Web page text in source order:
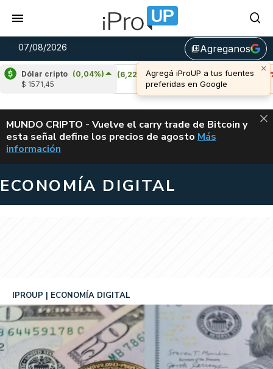
07/08/2026 library_addAgreganos
Dólar cripto (0,04%)
$ 1571,45
Cardano (6,22%)
u$s 0,20
Avalanche (-0,85%)
u$s 6,46
ALERTA
MUNDO CRIPTO - Vuelve el carry trade de Bitcoin y
esta señal define los precios de agosto VUELVE EL
Más
información
ECONOMÍA DIGITAL
IPROUP ECONOMÍA DIGITAL